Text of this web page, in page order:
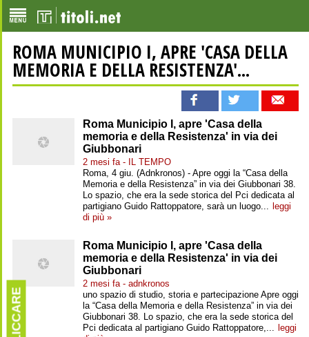
ROMA MUNICIPIO I, APRE 'CASA DELLA
MEMORIA E DELLA RESISTENZA'...
Roma Municipio I, apre 'Casa della
memoria e della Resistenza' in via dei
Giubbonari
2 mesi fa - IL TEMPO
Roma, 4 giu. (Adnkronos) - Apre oggi la “Casa della
Memoria e della Resistenza” in via dei Giubbonari 38.
Lo spazio, che era la sede storica del Pci dedicata al
partigiano Guido Rattoppatore, sarà un luogo... leggi
di più »
Roma Municipio I, apre 'Casa della
memoria e della Resistenza' in via dei
Giubbonari
2 mesi fa - adnkronos
uno spazio di studio, storia e partecipazione Apre oggi
la “Casa della Memoria e della Resistenza” in via dei
Giubbonari 38. Lo spazio, che era la sede storica del
Pci dedicata al partigiano Guido Rattoppatore,... leggi
CLICCARE